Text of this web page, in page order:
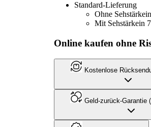
Standard-Lieferung
Ohne Sehstärke
Mit Sehstärkein
Online kaufen ohne
Kostenlose
Geld-zurück-Garantie